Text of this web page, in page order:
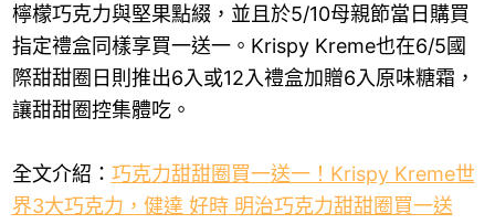
檸檬巧克力與堅果點綴，並且於5/10母親節當日購買
指定禮盒同樣享買一送一。Krispy Kreme也在6/5國
際甜甜圈日則推出6入或12入禮盒加贈6入原味糖霜，
讓甜甜圈控集體吃。
全文介紹： 巧克力甜甜圈買一送一！Krispy Kreme世
界3大巧克力，健達 好時 明治巧克力甜甜圈買一送